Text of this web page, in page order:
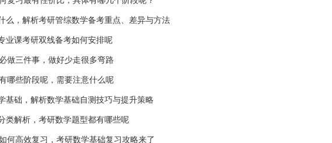
么，解析考研管综数学备考重点、差异与方法
业课考研双线备考如何安排呢
做三件事，做好少走很多弯路
哪些阶段呢，需要注意什么呢
基础，解析数学基础自测技巧与提升策略
类解析，考研数学题型都有哪些呢
何高效复习，考研数学基础复习攻略来了